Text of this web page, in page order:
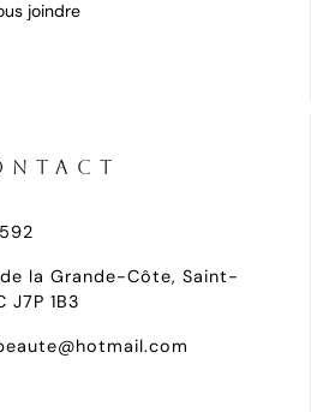
joindre
la Grande-Côte, Saint-
J7P 1B3